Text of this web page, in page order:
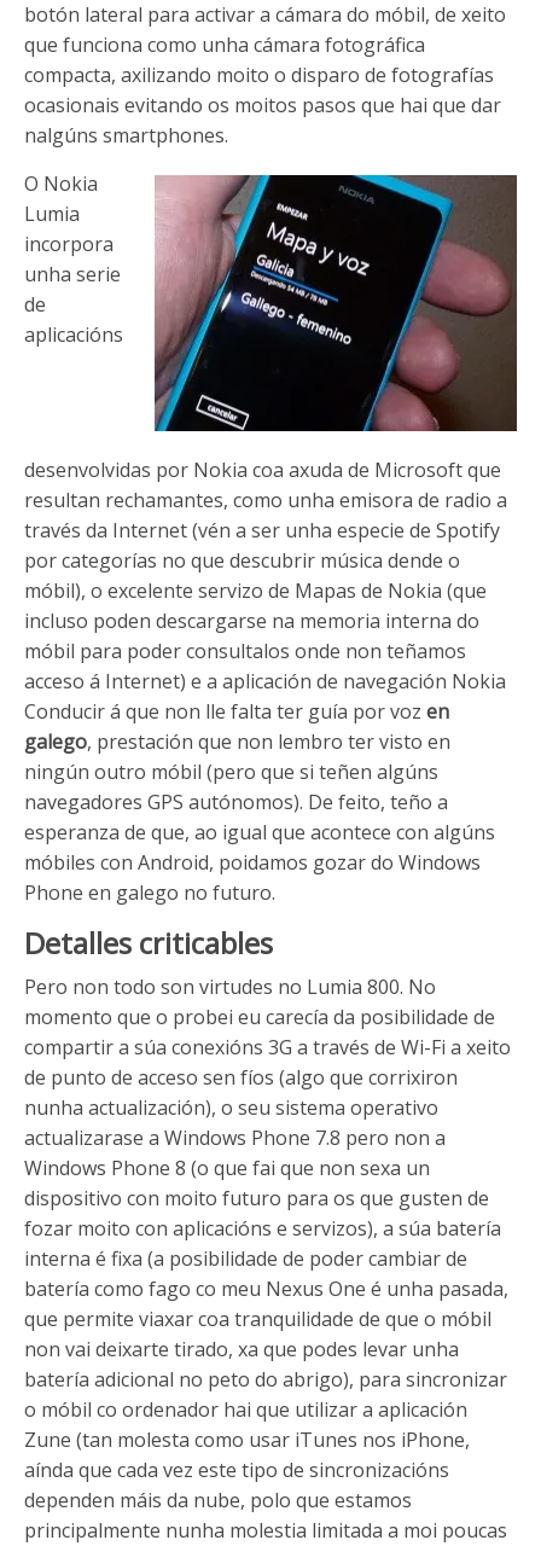
botón lateral para activar a cámara do móbil, de xeito
que funciona como unha cámara fotográfica
compacta, axilizando moito o disparo de fotografías
ocasionais evitando os moitos pasos que hai que dar
nalgúns smartphones.
O Nokia
Lumia
incorpora
unha serie
de
aplicacións
desenvolvidas por Nokia coa axuda de Microsoft que
resultan rechamantes, como unha emisora de radio a
través da Internet (vén a ser unha especie de Spotify
por categorías no que descubrir música dende o
móbil), o excelente servizo de Mapas de Nokia (que
incluso poden descargarse na memoria interna do
móbil para poder consultalos onde non teñamos
acceso á Internet) e a aplicación de navegación Nokia
Conducir á que non lle falta ter guía por voz en
galego, prestación que non lembro ter visto en
ningún outro móbil (pero que si teñen algúns
navegadores GPS autónomos). De feito, teño a
esperanza de que, ao igual que acontece con algúns
móbiles con Android, poidamos gozar do Windows
Phone en galego no futuro.
Detalles criticables
Pero non todo son virtudes no Lumia 800. No
momento que o probei eu carecía da posibilidade de
compartir a súa conexións 3G a través de Wi-Fi a xeito
de punto de acceso sen fíos (algo que corrixiron
nunha actualización), o seu sistema operativo
actualizarase a Windows Phone 7.8 pero non a
Windows Phone 8 (o que fai que non sexa un
dispositivo con moito futuro para os que gusten de
fozar moito con aplicacións e servizos), a súa batería
interna é fixa (a posibilidade de poder cambiar de
batería como fago co meu Nexus One é unha pasada,
que permite viaxar coa tranquilidade de que o móbil
non vai deixarte tirado, xa que podes levar unha
batería adicional no peto do abrigo), para sincronizar
o móbil co ordenador hai que utilizar a aplicación
Zune (tan molesta como usar iTunes nos iPhone,
aínda que cada vez este tipo de sincronizacións
dependen máis da nube, polo que estamos
principalmente nunha molestia limitada a moi poucas